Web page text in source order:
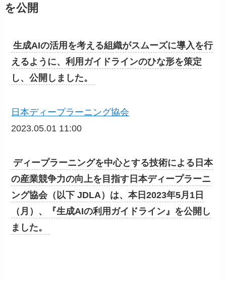
を公開
生成AIの活用を考える組織がスムーズに導入を行
えるように、利用ガイドラインのひな形を策定
し、公開しました。
日本ディープラーニング協会
2023.05.01 11:00
ディープラーニングを中心とする技術による日本
の産業競争力の向上を目指す日本ディープラーニ
ング協会（以下 JDLA）は、本日2023年5月1日
（月）、『生成AIの利用ガイドライン』を公開し
ました。